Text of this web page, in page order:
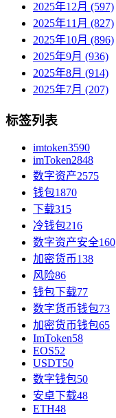
2025年12月 (597)
2025年11月 (827)
2025年10月 (896)
2025年9月 (936)
2025年8月 (914)
2025年7月 (207)
标签列表
imtoken3590
imToken2848
数字资产2575
钱包1870
下载315
冷钱包216
数字资产安全160
加密货币138
风险86
钱包下载77
数字货币钱包73
加密货币钱包65
ImToken58
EOS52
USDT50
数字钱包50
安卓下载48
ETH48